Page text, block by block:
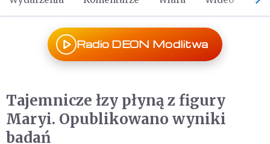
Radio DEON Modlitwa
Tajemnicze łzy płyną z figury
Maryi. Opublikowano wyniki
badań